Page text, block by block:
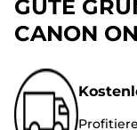
GUTE
CANON